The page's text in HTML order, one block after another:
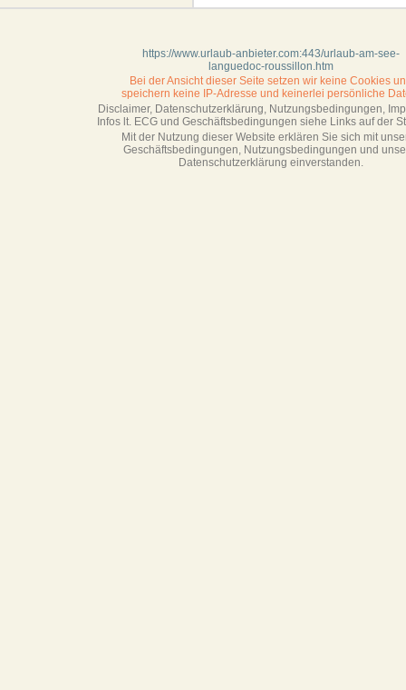
https://www.urlaub-anbieter.com:443/urlaub-am-see-
languedoc-roussillon.htm
Bei der Ansicht dieser Seite setzen wir keine Cookies
speichern keine IP-Adresse und keinerlei persönliche
Disclaimer, Datenschutzerklärung, Nutzungsbedingungen,
Infos lt. ECG und Geschäftsbedingungen siehe Links auf der
Mit der Nutzung dieser Website erklären Sie sich mit
Geschäftsbedin­gungen, Nutzungsbedingungen und
Datenschutzerklärung einverstanden.